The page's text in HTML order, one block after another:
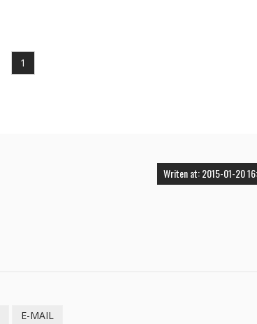
1
Writen at: 2015-01-20
E-MAIL